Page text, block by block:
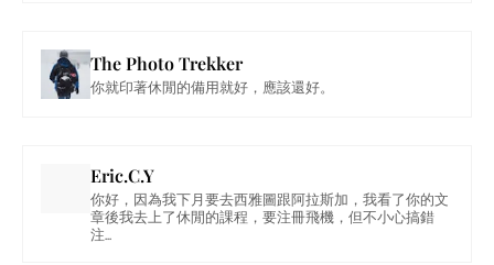
The Photo Trekker
你就印著休閒的備用就好，應該還好。
Eric.C.Y
你好，因為我下月要去西雅圖跟阿拉斯加，我看了你的文
章後我去上了休閒的課程，要注冊飛機，但不小心搞錯
注...